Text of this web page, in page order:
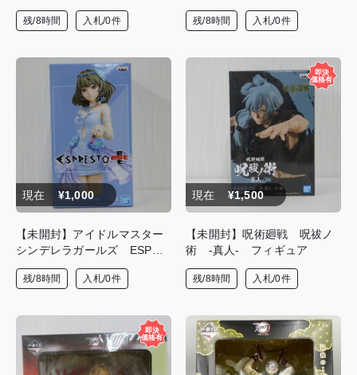
残/8時間 入札/0件
続- 1/6 一色いろは 水着 ve
r. フィギュア
残/8時間 入札/0件
現在 ¥1,000
【未開封】アイドルマスター
シンデレラガールズ ESPRE
STO est-Dressy and Snow m
akeup- 高垣楓 フィギュア
残/8時間 入札/0件
現在 ¥1,500
【未開封】呪術廻戦 呪祓ノ
術 -真人- フィギュア
残/8時間 入札/0件